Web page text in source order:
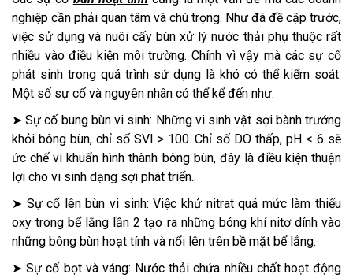
nghiệp cần phải quan tâm và chú trọng. Như đã đề cập trước,
việc sử dụng và nuôi cấy bùn xử lý nước thải phụ thuộc rất
nhiều vào điều kiện môi trường. Chính vì vậy mà các sự cố
phát sinh trong quá trình sử dụng là khó có thể kiểm soát.
Một số sự cố và nguyên nhân có thể kể đến như:
➤ Sự cố bung bùn vi sinh: Những vi sinh vật sợi bành trướng
khỏi bông bùn, chỉ số SVI > 100. Chỉ số DO thấp, pH < 6 sẽ
ức chế vi khuẩn hình thành bông bùn, đây là điều kiện thuận
lợi cho vi sinh dạng sợi phát triển..
➤ Sự cố lên bùn vi sinh: Việc khử nitrat quá mức làm thiếu
oxy trong bể lắng lần 2 tạo ra những bóng khí nitơ dính vào
những bông bùn hoạt tính và nổi lên trên bề mặt bể lắng.
➤ Sự cố bọt và váng: Nước thải chứa nhiều chất hoạt động